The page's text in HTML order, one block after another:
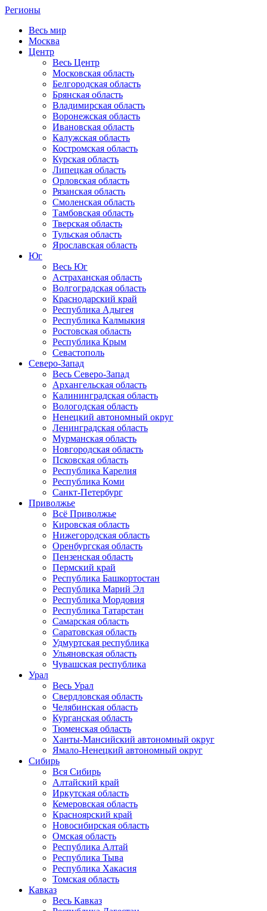
Регионы
Весь мир
Москва
Центр
Весь Центр
Московская область
Белгородская область
Брянская область
Владимирская область
Воронежская область
Ивановская область
Калужская область
Костромская область
Курская область
Липецкая область
Орловская область
Рязанская область
Смоленская область
Тамбовская область
Тверская область
Тульская область
Ярославская область
Юг
Весь Юг
Астраханская область
Волгоградская область
Краснодарский край
Республика Адыгея
Республика Калмыкия
Ростовская область
Республика Крым
Севастополь
Северо-Запад
Весь Северо-Запад
Архангельская область
Калининградская область
Вологодская область
Ненецкий автономный округ
Ленинградская область
Мурманская область
Новгородская область
Псковская область
Республика Карелия
Республика Коми
Санкт-Петербург
Приволжье
Всё Приволжье
Кировская область
Нижегородская область
Оренбургская область
Пензенская область
Пермский край
Республика Башкортостан
Республика Марий Эл
Республика Мордовия
Республика Татарстан
Самарская область
Саратовская область
Удмуртская республика
Ульяновская область
Чувашская республика
Урал
Весь Урал
Свердловская область
Челябинская область
Курганская область
Тюменская область
Ханты-Мансийский автономный округ
Ямало-Ненецкий автономный округ
Сибирь
Вся Сибирь
Алтайский край
Иркутская область
Кемеровская область
Красноярский край
Новосибирская область
Омская область
Республика Алтай
Республика Тыва
Республика Хакасия
Томская область
Кавказ
Весь Кавказ